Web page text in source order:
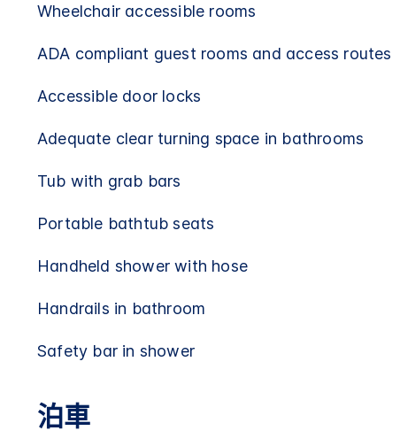
Wheelchair accessible rooms
ADA compliant guest rooms and access routes
Accessible door locks
Adequate clear turning space in bathrooms
Tub with grab bars
Portable bathtub seats
Handheld shower with hose
Handrails in bathroom
Safety bar in shower
泊車